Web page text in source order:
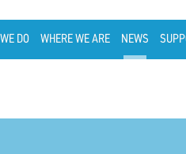
DO WHERE WE ARE NEWS